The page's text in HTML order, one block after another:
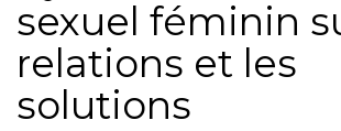
sexuel féminin
relations et les
solutions